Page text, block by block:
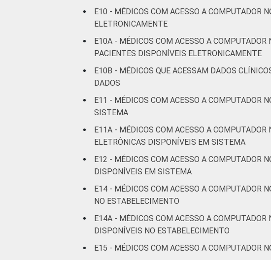
E10 - MÉDICOS COM ACESSO A COMPUTADOR
ELETRONICAMENTE
E10A - MÉDICOS COM ACESSO A COMPUTADOR
PACIENTES DISPONÍVEIS ELETRONICAMENTE
E10B - MÉDICOS QUE ACESSAM DADOS
DADOS
E11 - MÉDICOS COM ACESSO A COMPUTADOR
SISTEMA
E11A - MÉDICOS COM ACESSO A
ELETRÔNICAS DISPONÍVEIS EM SISTEMA
E12 - MÉDICOS COM ACESSO A COMPUTADOR
DISPONÍVEIS EM SISTEMA
E14 - MÉDICOS COM ACESSO A COMPUTADOR
NO ESTABELECIMENTO
E14A - MÉDICOS COM ACESSO A
DISPONÍVEIS NO ESTABELECIMENTO
E15 - MÉDICOS COM ACESSO A COMPUTADOR